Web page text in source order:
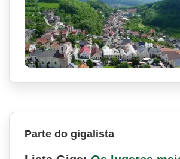
Parte do gigalista